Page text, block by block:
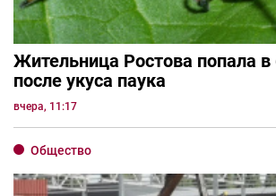
Жительница Ростова попала в
после укуса паука
вчера, 11:17
Общество